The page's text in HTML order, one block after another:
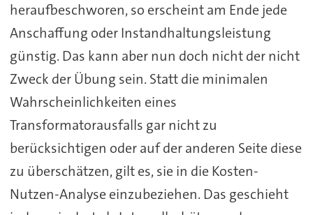
heraufbeschworen, so erscheint am Ende jede
Anschaffung oder Instandhaltungsleistung
günstig. Das kann aber nun doch nicht der nicht
Zweck der Übung sein. Statt die minimalen
Wahrscheinlichkeiten eines
Transformatorausfalls gar nicht zu
berücksichtigen oder auf der anderen Seite diese
zu überschätzen, gilt es, sie in die Kosten-
Nutzen-Analyse einzubeziehen. Das geschieht